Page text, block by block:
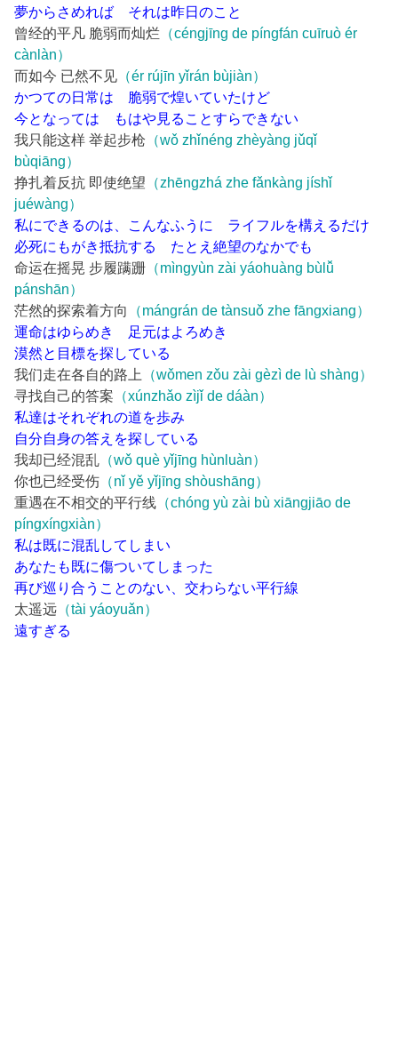
夢からさめれば それは昨日のこと
曾经的平凡 脆弱而灿烂 （céngjīng de píngfán cuīruò ér
cànlàn）
而如今 已然不见 （ér rújīn yǐrán bùjiàn）
かつての日常は 脆弱で煌いていたけど
今となっては もはや見ることすらできない
我只能这样 举起步枪 （wǒ zhǐnéng zhèyàng jǔqǐ
bùqiāng）
挣扎着反抗 即使绝望 （zhēngzhá zhe fǎnkàng jíshǐ
juéwàng）
私にできるのは、こんなふうに ライフルを構えるだけ
必死にもがき抵抗する たとえ絶望のなかでも
命运在摇晃 步履蹒跚 （mìngyùn zài yáohuàng bùlǚ
pánshān）
茫然的探索着方向
（mángrán de tànsuǒ zhe fāngxiang）
運命はゆらめき 足元はよろめき
漠然と目標を探している
我们走在各自的路上
（wǒmen zǒu zài gèzì de lù shàng）
寻找自己的答案 （xúnzhǎo zìjǐ de dáàn）
私達はそれぞれの道を歩み
自分自身の答えを探している
我却已经混乱 （wǒ què yǐjīng hùnluàn）
你也已经受伤 （nǐ yě yǐjīng shòushāng）
重遇在不相交的平行线 （chóng yù zài bù xiāngjiāo de
píngxíngxiàn）
私は既に混乱してしまい
あなたも既に傷ついてしまった
再び巡り合うことのない、交わらない平行線
太遥远 （tài yáoyuǎn）
遠すぎる